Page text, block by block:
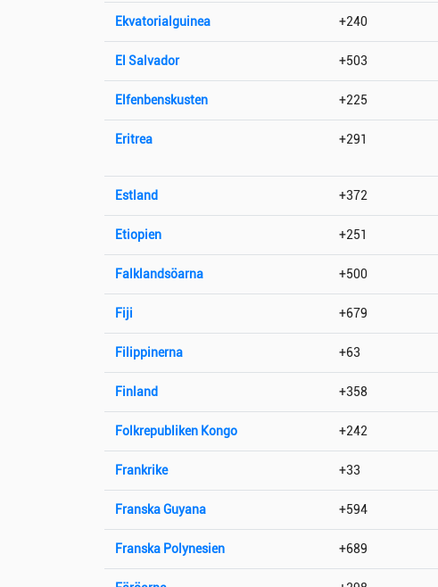
Ekvatorialguinea +240
El Salvador +503
Elfenbenskusten +225
Eritrea +291
Estland +372
Etiopien +251
Falklandsöarna +500
Fiji +679
Filippinerna +63
Finland +358
Folkrepubliken Kongo +242
Frankrike +33
Franska Guyana +594
Franska Polynesien +689